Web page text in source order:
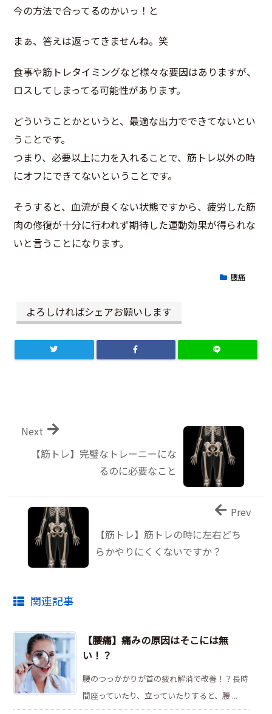
今の方法で合ってるのかいっ！と
まぁ、答えは返ってきませんね。笑
食事や筋トレタイミングなど様々な要因はありますが、
ロスしてしまってる可能性があります。
どういうことかというと、最適な出力でできてないとい
うことです。
つまり、必要以上に力を入れることで、筋トレ以外の時
にオフにできてないということです。
そうすると、血流が良くない状態ですから、疲労した筋
肉の修復が十分に行われず期待した運動効果が得られな
いと言うことになります。
腰痛
よろしければシェアお願いします
【筋トレ】完璧なトレーニーにな
るのに必要なこと
Next
【筋トレ】筋トレの時に左右どち
らかやりにくくないですか？
Prev
関連記事
【腰痛】痛みの原因はそこには無
い！？
腰のつっかかりが首の疲れ解消で改善！？長時
間座っていたり、立っていたりすると、腰 ...